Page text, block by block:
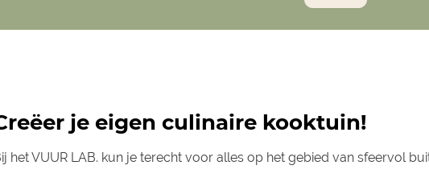
je eigen culinaire kooktuin!
het VUUR LAB. kun je terecht voor alles op het gebied van sfeervol